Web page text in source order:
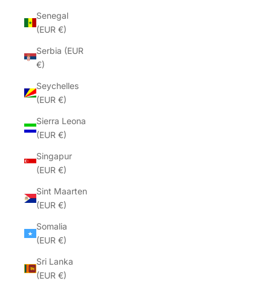
Senegal
(EUR €)
Serbia (EUR
€)
Seychelles
(EUR €)
Sierra Leona
(EUR €)
Singapur
(EUR €)
Sint Maarten
(EUR €)
Somalia
(EUR €)
Sri Lanka
(EUR €)